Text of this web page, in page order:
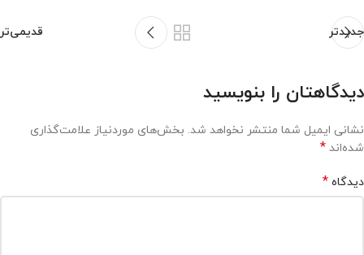
جدیدتر قدیمی‌تر
دیدگاهتان را بنویسید
نشانی ایمیل شما منتشر نخواهد شد. بخش‌های موردنیاز علامت‌گذاری
شده‌اند *
دیدگاه *